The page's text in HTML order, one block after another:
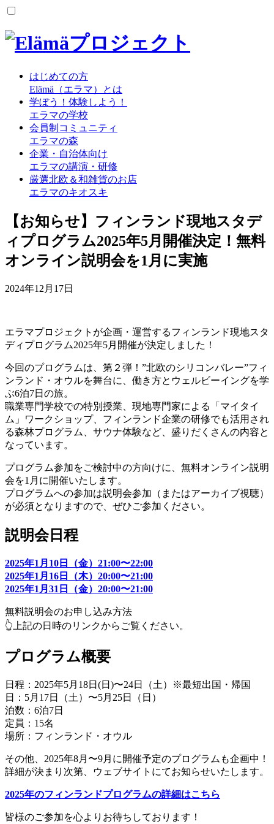
はじめての方
Elämä（エラマ）とは
学ぼう！体験しよう！
エラマの学校
会員制コミュニティ
エラマの森
企業・自治体向け
エラマの講演・研修
厳選北欧＆和雑貨のお店
エラマのキオスキ
【お知らせ】フィンランド現地スタデ
ィプログラム2025年5月開催決定！無料
オンライン説明会を1月に実施
2024年12月17日
エラマプロジェクトが企画・運営するフィンランド現地スタ
ディプログラム2025年5月開催が決定しました！
今回のプログラムは、第２弾！”北欧のシリコンバレー”フィ
ンランド・オウルを舞台に、働き方とウェルビーイングを学
ぶ6泊7日の旅。
職業専門学校での特別授業、現地専門家による「マイタイ
ム」ワークショップ、フィンランド企業の研修でも活用され
る森林プログラム、サウナ体験など、盛りだくさんの内容と
なっています。
プログラム参加をご検討中の方向けに、無料オンライン説明
会を1月に開催いたします。
プログラムへの参加は説明会参加（またはアーカイブ視聴）
が必須となりますので、ぜひご参加ください。
説明会日程
2025年1月10日（金）21:00〜22:00
2025年1月16日（木）20:00〜21:00
2025年1月31日（金）20:00〜21:00
無料説明会のお申し込み方法
👆上記の日時のリンクからご覧ください。
プログラム概要
日程：2025年5月18日(日)〜24日（土）※最短出国・帰国
日：5月17日（土）〜5月25日（日）
泊数：6泊7日
定員：15名
場所：フィンランド・オウル
その他、2025年8月〜9月に開催予定のプログラムも企画中！
詳細が決まり次第、ウェブサイトにてお知らせいたします。
2025年のフィンランドプログラムの詳細はこちら
皆様のご参加を心よりお待ちしております！